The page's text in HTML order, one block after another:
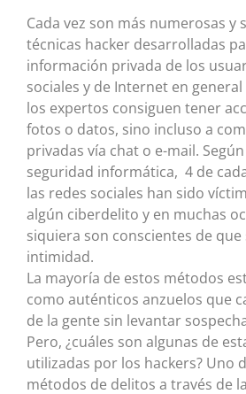
Cada vez son más numerosas y
técnicas hacker desarrolladas
información privada de los
sociales y de Internet en
los expertos consiguen tener
fotos o datos, sino incluso a
privadas vía chat o e-mail.
seguridad informática, 4 de
las redes sociales han sido
algún ciberdelito y en muchas
siquiera son conscientes de que
intimidad.
La mayoría de estos métodos
como auténticos anzuelos que
de la gente sin levantar
Pero, ¿cuáles son algunas de
utilizadas por los hackers? Uno
métodos de delitos a través de